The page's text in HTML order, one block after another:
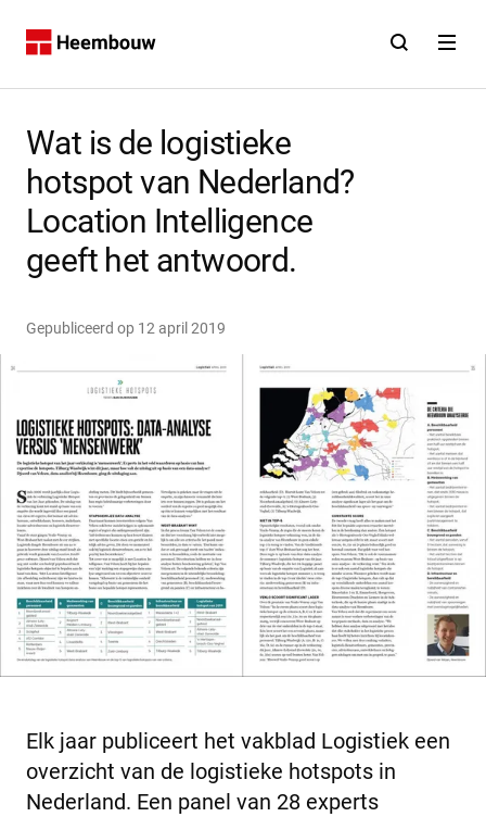
Home Open Open
Contact
Wat is de logistieke
hotspot van Nederland?
Location Intelligence
geeft het antwoord.
Gepubliceerd op 12 april 2019
Elk jaar publiceert het vakblad Logistiek een
overzicht van de logistieke hotspots in
Nederland. Een panel van 28 experts